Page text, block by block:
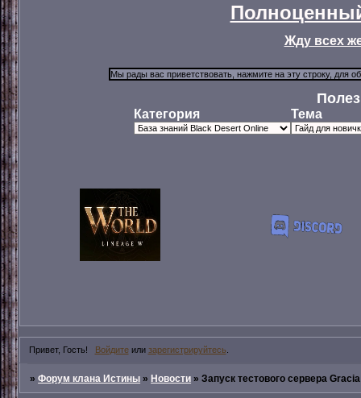
Жду всех
Категория Тема
Привет, Гость! Войдитеили зарегистрируйтесь
»Форум клана Истины »Новости »Запуск тестового сервера